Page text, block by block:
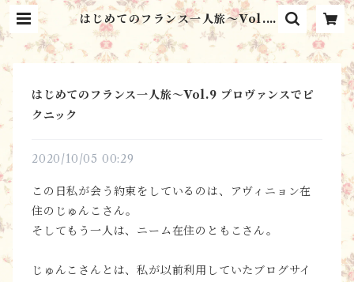
はじめてのフランス一人旅～Vol.9
プロヴァンスでピクニック | シャン
ブル・ミルフィーユ Chambre
Mille Feuilles
はじめてのフランス一人旅～Vol.9 プロヴァンスでピ
クニック
2020/10/05 00:29
この日私が会う約束をしているのは、アヴィニョン在
住のじゅんこさん。
そしてもう一人は、ニーム在住のともこさん。
じゅんこさんとは、私が以前利用していたブログサイ